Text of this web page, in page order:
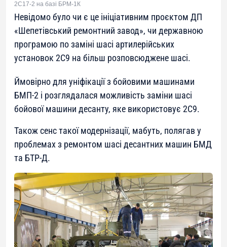
2С17-2 на базі БРМ-1К
Невідомо було чи є це ініціативним проєктом ДП
«Шепетівський ремонтний завод», чи державною
програмою по заміні шасі артилерійських
установок 2С9 на більш розповсюджене шасі.
Ймовірно для уніфікації з бойовими машинами
БМП-2 і розглядалася можливість заміни шасі
бойової машини десанту, яке використовує 2С9.
Також сенс такої модернізації, мабуть, полягав у
проблемах з ремонтом шасі десантних машин БМД
та БТР-Д.